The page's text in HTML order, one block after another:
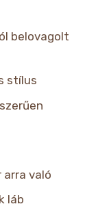
belovagolt
stílus
arra való
láb